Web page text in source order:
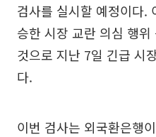
검사를 실시할 예정이다.
승한 시장 교란 의심 행
것으로 지난 7일 긴급 시
다.
이번 검사는 외국환은행